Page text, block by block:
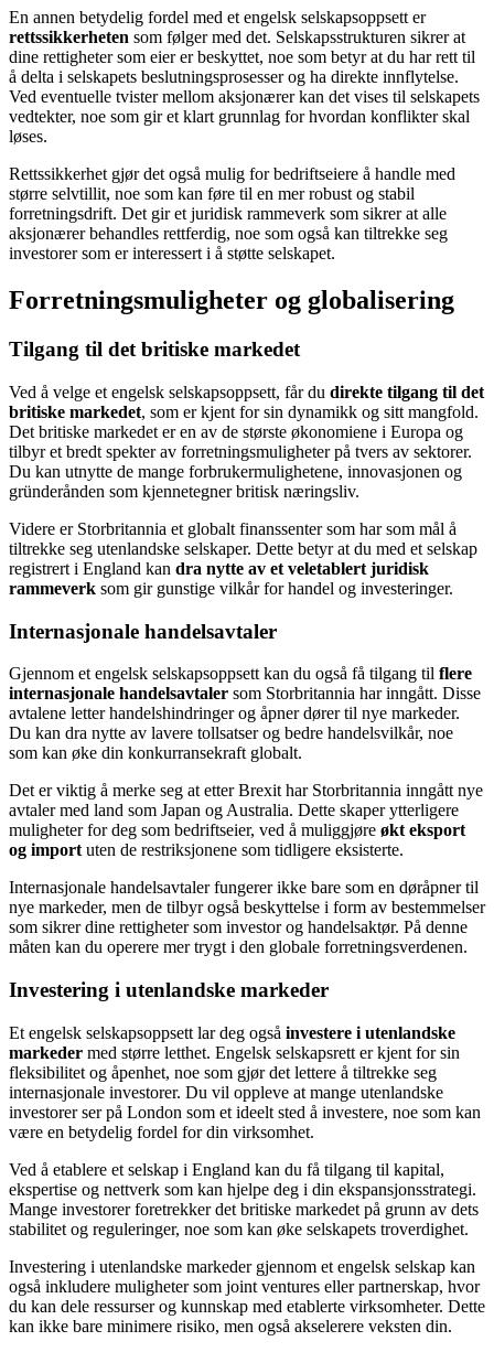
En annen betydelig fordel med et engelsk selskapsoppsett er
rettssikkerheten som følger med det. Selskapsstrukturen sikrer at
dine rettigheter som eier er beskyttet, noe som betyr at du har rett til
å delta i selskapets beslutningsprosesser og ha direkte innflytelse.
Ved eventuelle tvister mellom aksjonærer kan det vises til selskapets
vedtekter, noe som gir et klart grunnlag for hvordan konflikter skal
løses.
Rettssikkerhet gjør det også mulig for bedriftseiere å handle med
større selvtillit, noe som kan føre til en mer robust og stabil
forretningsdrift. Det gir et juridisk rammeverk som sikrer at alle
aksjonærer behandles rettferdig, noe som også kan tiltrekke seg
investorer som er interessert i å støtte selskapet.
Forretningsmuligheter og globalisering
Tilgang til det britiske markedet
Ved å velge et engelsk selskapsoppsett, får du direkte tilgang til det
britiske markedet, som er kjent for sin dynamikk og sitt mangfold.
Det britiske markedet er en av de største økonomiene i Europa og
tilbyr et bredt spekter av forretningsmuligheter på tvers av sektorer.
Du kan utnytte de mange forbrukermulighetene, innovasjonen og
gründerånden som kjennetegner britisk næringsliv.
Videre er Storbritannia et globalt finanssenter som har som mål å
tiltrekke seg utenlandske selskaper. Dette betyr at du med et selskap
registrert i England kan dra nytte av et veletablert juridisk
rammeverk som gir gunstige vilkår for handel og investeringer.
Internasjonale handelsavtaler
Gjennom et engelsk selskapsoppsett kan du også få tilgang til flere
internasjonale handelsavtaler som Storbritannia har inngått. Disse
avtalene letter handelshindringer og åpner dører til nye markeder.
Du kan dra nytte av lavere tollsatser og bedre handelsvilkår, noe
som kan øke din konkurransekraft globalt.
Det er viktig å merke seg at etter Brexit har Storbritannia inngått nye
avtaler med land som Japan og Australia. Dette skaper ytterligere
muligheter for deg som bedriftseier, ved å muliggjøre økt eksport
og import uten de restriksjonene som tidligere eksisterte.
Internasjonale handelsavtaler fungerer ikke bare som en døråpner til
nye markeder, men de tilbyr også beskyttelse i form av bestemmelser
som sikrer dine rettigheter som investor og handelsaktør. På denne
måten kan du operere mer trygt i den globale forretningsverdenen.
Investering i utenlandske markeder
Et engelsk selskapsoppsett lar deg også investere i utenlandske
markeder med større letthet. Engelsk selskapsrett er kjent for sin
fleksibilitet og åpenhet, noe som gjør det lettere å tiltrekke seg
internasjonale investorer. Du vil oppleve at mange utenlandske
investorer ser på London som et ideelt sted å investere, noe som kan
være en betydelig fordel for din virksomhet.
Ved å etablere et selskap i England kan du få tilgang til kapital,
ekspertise og nettverk som kan hjelpe deg i din ekspansjonsstrategi.
Mange investorer foretrekker det britiske markedet på grunn av dets
stabilitet og reguleringer, noe som kan øke selskapets troverdighet.
Investering i utenlandske markeder gjennom et engelsk selskap kan
også inkludere muligheter som joint ventures eller partnerskap, hvor
du kan dele ressurser og kunnskap med etablerte virksomheter. Dette
kan ikke bare minimere risiko, men også akselerere veksten din.